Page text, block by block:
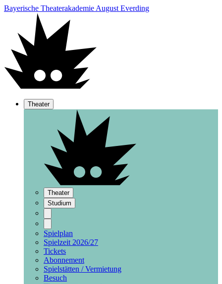
Bayerische Theaterakademie August Everding
Theater
Theater
Studium
Spielplan
Spielzeit 2026/27
Tickets
Abonnement
Spielstätten / Vermietung
Besuch